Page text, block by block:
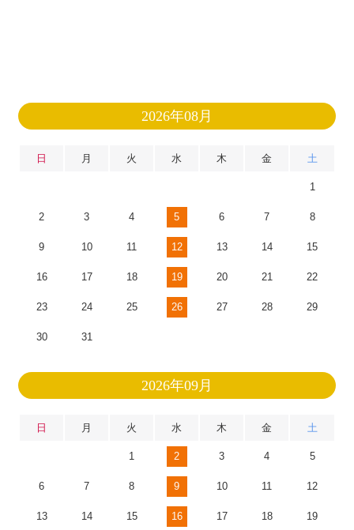
2026年08月
日 月 火 水 木 金 土
1
2 3 4 5 6 7 8
9 10 11 12 13 14 15
16 17 18 19 20 21 22
23 24 25 26 27 28 29
30 31
2026年09月
日 月 火 水 木 金 土
1 2 3 4 5
6 7 8 9 10 11 12
13 14 15 16 17 18 19